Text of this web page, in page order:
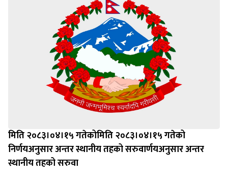
मिति २०८३।०४।१५ गतेकोमिति २०८३।०४।१५ गतेको
निर्णयअनुसार अन्तर स्थानीय तहको सरुवार्णयअनुसार अन्तर
स्थानीय तहको सरुवा